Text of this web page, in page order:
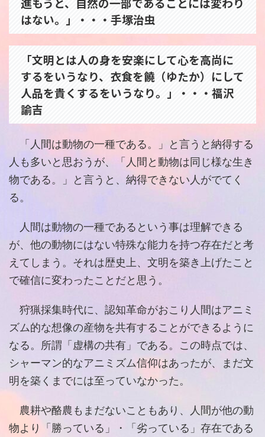
はない。」・・・手塚治虫
「文明とは人の身を安楽にして心を高尚に
するをいうなり、衣食を饒（ゆたか）にして
人品を貴くするをいうなり。」・・・福沢
諭吉
「人間は動物の一種である。」と言うと納得する
人も多いと思おうが、「人間と動物は同じ様な生き
物である。」と言うと、納得できない人がでてく
る。
人間は動物の一種であるという事は理解できる
が、他の動物にはない特殊な能力を持つ存在だと考
えてしまう。それは歴史上、文明を築き上げたこと
で確信に変わったことだと思う。
狩猟採集時代に、認知革命がおこり人間はアニミ
ズム的な想像の産物を共有することができるように
なる。所謂「虚構の共有」である。この時点では、
シャーマン的なアニミズム信仰はあったが、まだ文
明を築くまでには至っていなかった。
農耕や酪農もまだないこともあり、人間が他の動
物より「勝っている」・「劣っている」存在である